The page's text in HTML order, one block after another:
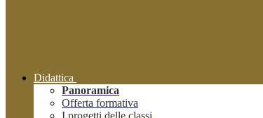
Didattica
Panoramica
Offerta formativa